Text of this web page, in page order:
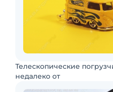
Телескопические
недалеко от